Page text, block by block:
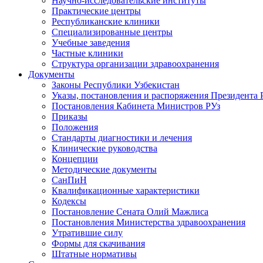
Практические центры
Республиканские клиники
Специализированные центры
Учебные заведения
Частные клиники
Структура организации здравоохранения
Документы
Законы Республики Узбекистан
Указы, постановления и распоряжения Президента
Постановления Кабинета Министров РУз
Приказы
Положения
Стандарты диагностики и лечения
Клинические руководства
Концепции
Методические документы
СанПиН
Квалификационные характеристики
Кодексы
Постановление Сената Олий Мажлиса
Постановления Министерства здравоохранения
Утратившие силу
Формы для скачивания
Штатные нормативы